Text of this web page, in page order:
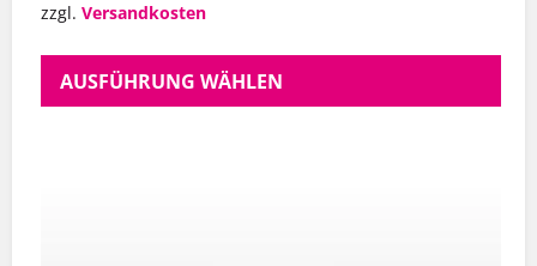
zzgl. Versandkosten
AUSFÜHRUNG WÄHLEN